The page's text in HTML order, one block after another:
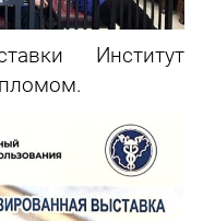
Институт